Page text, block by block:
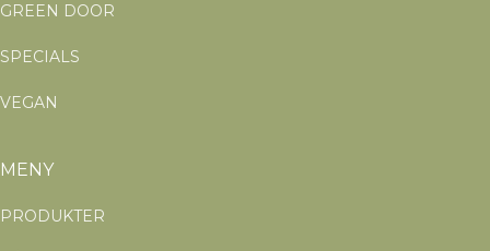
GREEN DOOR
SPECIALS
VEGAN
MENY
PRODUKTER